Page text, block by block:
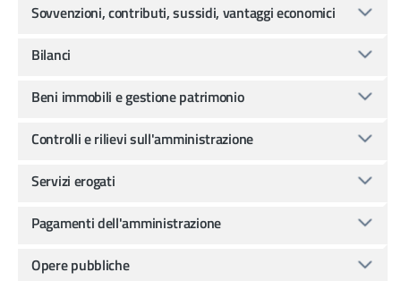
Sovvenzioni, contributi, sussidi, vantaggi economici
Bilanci
Beni immobili e gestione patrimonio
Controlli e rilievi sull'amministrazione
Servizi erogati
Pagamenti dell'amministrazione
Opere pubbliche